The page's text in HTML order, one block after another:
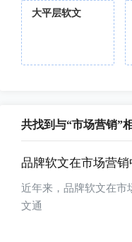
大平层软文
共找到与“市场营销”
品牌软文在市场营
近年来，品牌软文在市
文通